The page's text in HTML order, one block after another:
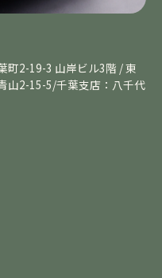
町2-19-3 山岸ビル3階 / 東
山2-15-5/千葉支店：八千代